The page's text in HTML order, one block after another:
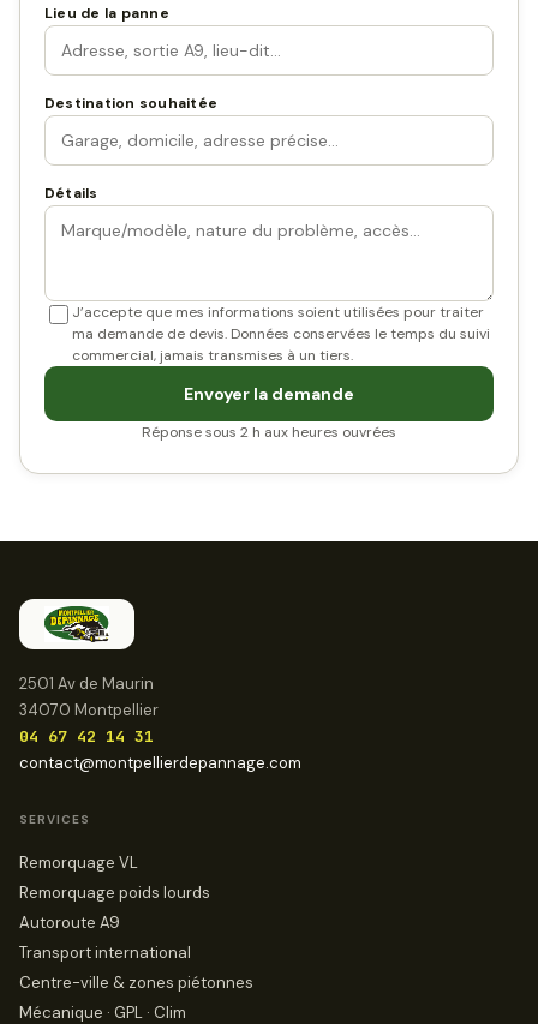
Lieu de la panne
Destination souhaitée
Détails
J’accepte que mes informations soient utilisées pour traiter
ma demande de devis. Données conservées le temps du suivi
commercial, jamais transmises à un tiers.
Envoyer la demande
Réponse sous 2 h aux heures ouvrées
2501 Av de Maurin
34070 Montpellier
04 67 42 14 31
contact@montpellierdepannage.com
SERVICES
Remorquage VL
Remorquage poids lourds
Autoroute A9
Transport international
Centre-ville & zones piétonnes
Mécanique · GPL · Clim